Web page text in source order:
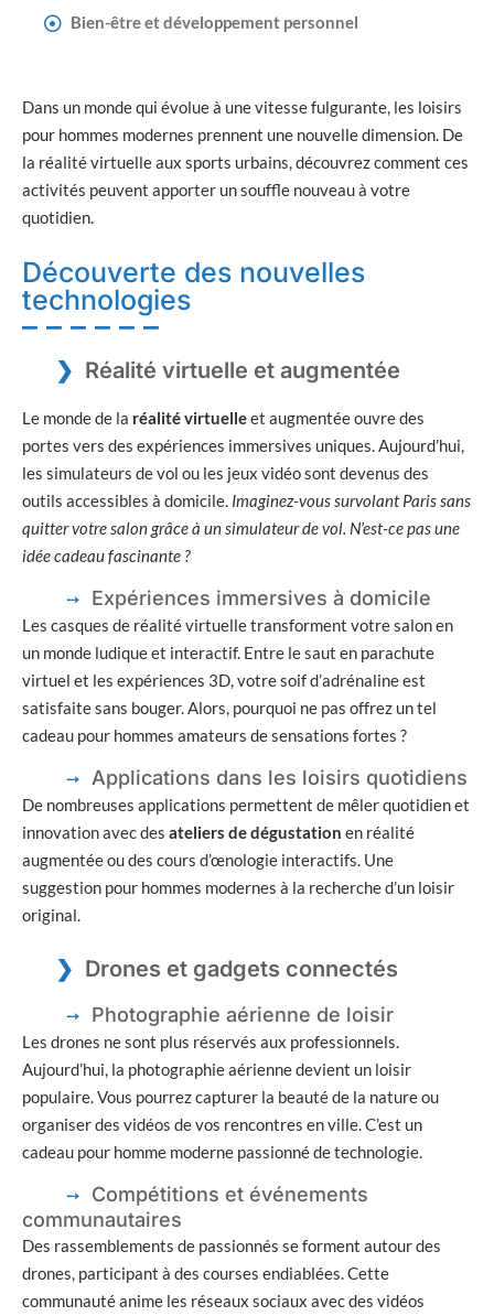
Bien-être et développement personnel
Dans un monde qui évolue à une vitesse fulgurante, les loisirs
pour hommes modernes prennent une nouvelle dimension. De
la réalité virtuelle aux sports urbains, découvrez comment ces
activités peuvent apporter un souffle nouveau à votre
quotidien.
Découverte des nouvelles
technologies
Réalité virtuelle et augmentée
Le monde de la réalité virtuelleet augmentée ouvre des
portes vers des expériences immersives uniques. Aujourd’hui,
les simulateurs de vol ou les jeux vidéo sont devenus des
outils accessibles à domicile. Imaginez-vous survolant Paris sans
quitter votre salon grâce à un simulateur de vol. N’est-ce pas une
idée cadeau fascinante ?
Expériences immersives à domicile
Les casques de réalité virtuelle transforment votre salon en
un monde ludique et interactif. Entre le saut en parachute
virtuel et les expériences 3D, votre soif d’adrénaline est
satisfaite sans bouger. Alors, pourquoi ne pas offrez un tel
cadeau pour hommes amateurs de sensations fortes ?
Applications dans les loisirs quotidiens
De nombreuses applications permettent de mêler quotidien et
innovation avec des ateliers de dégustation en réalité
augmentée ou des cours d’œnologie interactifs. Une
suggestion pour hommes modernes à la recherche d’un loisir
original.
Drones et gadgets connectés
Photographie aérienne de loisir
Les drones ne sont plus réservés aux professionnels.
Aujourd’hui, la photographie aérienne devient un loisir
populaire. Vous pourrez capturer la beauté de la nature ou
organiser des vidéos de vos rencontres en ville. C’est un
cadeau pour homme moderne passionné de technologie.
Compétitions et événements
communautaires
Des rassemblements de passionnés se forment autour des
drones, participant à des courses endiablées. Cette
communauté anime les réseaux sociaux avec des vidéos